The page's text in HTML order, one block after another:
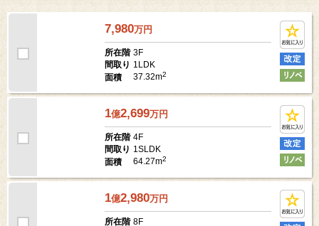
売出し待ち
未公開情報の
この建物について
7,980 万円
面積
37.32m2
1億2,699万円
面積
64.27m2